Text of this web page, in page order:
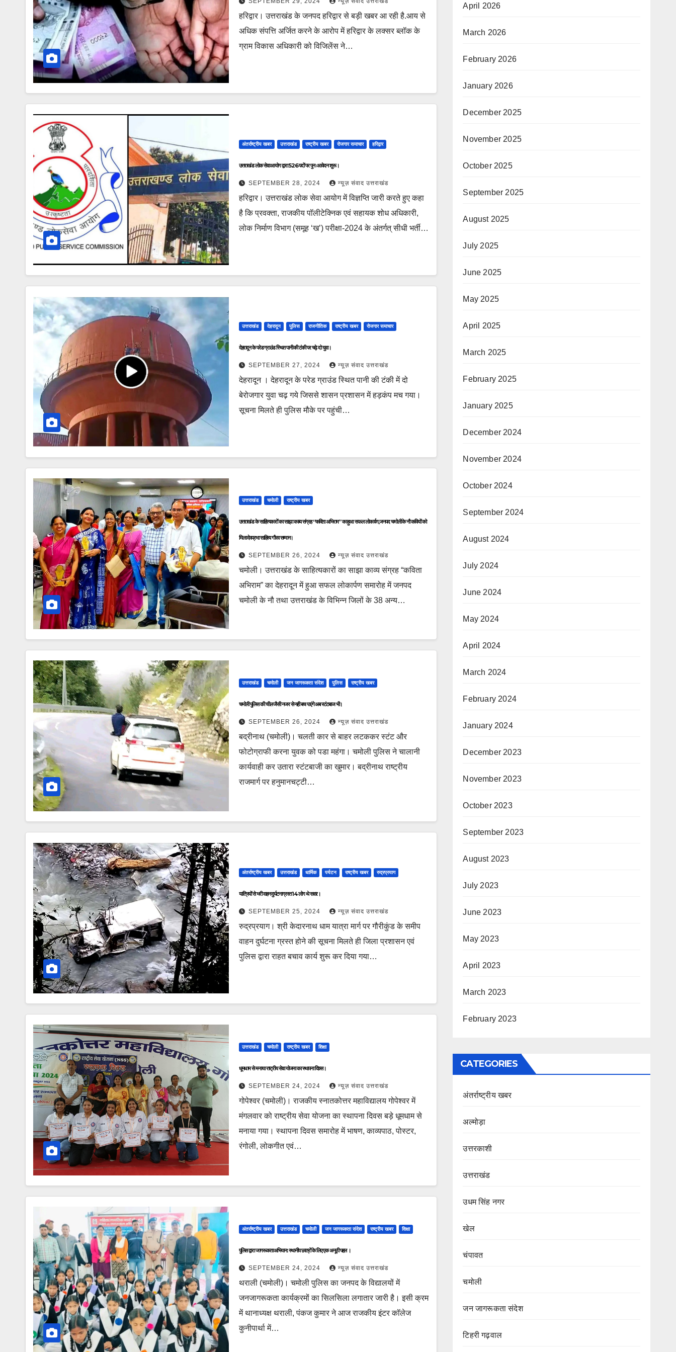
हरिद्वार। उत्तराखंड के जनपद हरिद्वार से बड़ी खबर आ रही है.आय से
अधिक संपत्ति अर्जित करने के आरोप में हरिद्वार के लक्सर ब्लॉक के
ग्राम विकास अधिकारी को विजिलेंस ने…
अंतर्राष्ट्रीय खबर उत्तराखंड राष्ट्रीय खबर रोजगार समाचार हरिद्वार
उत्तराखंड लोक सेवा आयोग द्वारा 526 पदों पर पुनः आवेदन शुरू।
SEPTEMBER 28, 2024 न्यूज़ संवाद उत्तराखंड
हरिद्वार। उत्तराखंड लोक सेवा आयोग में विज्ञप्ति जारी करते हुए कहा
है कि प्रवक्ता, राजकीय पॉलीटेक्निक एवं सहायक शोध अधिकारी,
लोक निर्माण विभाग (समूह ‘ख’) परीक्षा-2024 के अंतर्गत् सीधी भर्ती…
उत्तराखंड देहरादून पुलिस राजनीतिक राष्ट्रीय खबर रोजगार समाचार
देहरादून के परेड ग्राउंड स्थित पानी की टंकी पर चढ़े दो युवा।
SEPTEMBER 27, 2024 न्यूज़ संवाद उत्तराखंड
देहरादून । देहरादून के परेड ग्राउंड स्थित पानी की टंकी में दो
बेरोजगार युवा चढ़ गये जिससे शासन प्रशासन में हड़कंप मच गया।
सूचना मिलते ही पुलिस मौके पर पहुंची…
उत्तराखंड चमोली राष्ट्रीय खबर
उत्तराखंड के साहित्यकारों का साझा काव्य संग्रह “कविता अभिराम” का हुआ सफल लोकार्पण,जनपद चमोली के नौ कवियों को
मिला देवप्रभा साहित्य गौरव सम्मान।
SEPTEMBER 26, 2024 न्यूज़ संवाद उत्तराखंड
चमोली। उत्तराखंड के साहित्यकारों का साझा काव्य संग्रह “कविता
अभिराम” का देहरादून में हुआ सफल लोकार्पण समारोह में जनपद
चमोली के नौ तथा उत्तराखंड के विभिन्न जिलों के 38 अन्य…
उत्तराखंड चमोली जन जागरूकता संदेश पुलिस राष्ट्रीय खबर
चमोली पुलिस की चील जैसी नजर से नही बच पाएंगे अब स्टंटबाज भी।
SEPTEMBER 26, 2024 न्यूज़ संवाद उत्तराखंड
बद्रीनाथ (चमोली)। चलती कार से बाहर लटककर स्टंट और
फोटोग्राफी करना युवक को पडा महंगा। चमोली पुलिस ने चालानी
कार्यवाही कर उतारा स्टंटबाजी का खुमार। बद्रीनाथ राष्ट्रीय
राजमार्ग पर हनुमानचट्टी…
अंतर्राष्ट्रीय खबर उत्तराखंड धार्मिक पर्यटन राष्ट्रीय खबर रुद्रप्रयाग
यात्रियों से भरी वाहन दुर्घटनाग्रस्त 14 लोग थे सवार।
SEPTEMBER 25, 2024 न्यूज़ संवाद उत्तराखंड
रुद्रप्रयाग। श्री केदारनाथ धाम यात्रा मार्ग पर गौरीकुंड के समीप
वाहन दुर्घटना ग्रस्त होने की सूचना मिलते ही जिला प्रशासन एवं
पुलिस द्वारा राहत बचाव कार्य शुरू कर दिया गया…
उत्तराखंड चमोली राष्ट्रीय खबर शिक्षा
धूमधाम से मनाया राष्ट्रीय सेवा योजना का स्थापना दिवस।
SEPTEMBER 24, 2024 न्यूज़ संवाद उत्तराखंड
गोपेश्वर (चमोली)। राजकीय स्नातकोत्तर महाविद्यालय गोपेश्वर में
मंगलवार को राष्ट्रीय सेवा योजना का स्थापना दिवस बड़े धूमधाम से
मनाया गया। स्थापना दिवस समारोह में भाषण, काव्यपाठ, पोस्टर,
रंगोली, लोकगीत एवं…
अंतर्राष्ट्रीय खबर उत्तराखंड चमोली जन जागरूकता संदेश राष्ट्रीय खबर शिक्षा
पुलिस द्वारा जागरूकता अभियान: स्थानीय छात्रों के लिए एक अनूठी पहल ।
SEPTEMBER 24, 2024 न्यूज़ संवाद उत्तराखंड
थराली (चमोली)। चमोली पुलिस का जनपद के विद्यालयों में
जनजागरूकता कार्यक्रमों का सिलसिला लगातार जारी है। इसी क्रम
में थानाध्यक्ष थराली, पंकज कुमार ने आज राजकीय इंटर कॉलेज
कुनीपार्था में…
April 2026
March 2026
February 2026
January 2026
December 2025
November 2025
October 2025
September 2025
August 2025
July 2025
June 2025
May 2025
April 2025
March 2025
February 2025
January 2025
December 2024
November 2024
October 2024
September 2024
August 2024
July 2024
June 2024
May 2024
April 2024
March 2024
February 2024
January 2024
December 2023
November 2023
October 2023
September 2023
August 2023
July 2023
June 2023
May 2023
April 2023
March 2023
February 2023
CATEGORIES
अंतर्राष्ट्रीय खबर
अल्मोड़ा
उत्तरकाशी
उत्तराखंड
उधम सिंह नगर
खेल
चंपावत
चमोली
जन जागरूकता संदेश
टिहरी गढ़वाल